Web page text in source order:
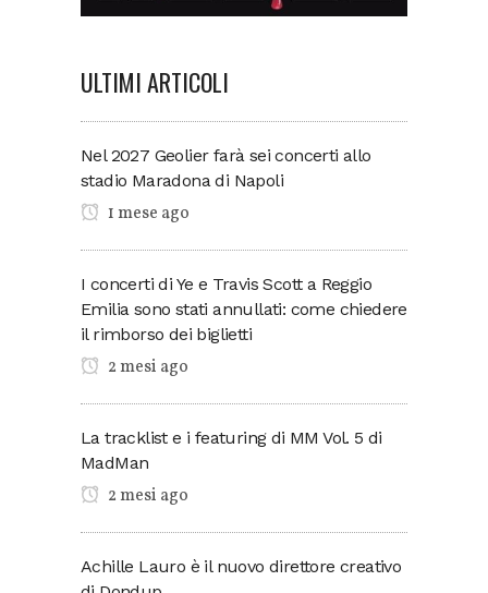
ULTIMI ARTICOLI
Nel 2027 Geolier farà sei concerti allo
stadio Maradona di Napoli
1 mese ago
I concerti di Ye e Travis Scott a Reggio
Emilia sono stati annullati: come chiedere
il rimborso dei biglietti
2 mesi ago
La tracklist e i featuring di MM Vol. 5 di
MadMan
2 mesi ago
Achille Lauro è il nuovo direttore creativo